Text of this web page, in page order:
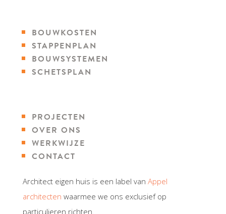
BOUWKOSTEN
STAPPENPLAN
BOUWSYSTEMEN
SCHETSPLAN
PROJECTEN
OVER ONS
WERKWIJZE
CONTACT
Architect eigen huis is een label van Appel
architecten waarmee we ons exclusief op
particulieren richten.